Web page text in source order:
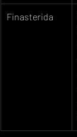
Finasterida